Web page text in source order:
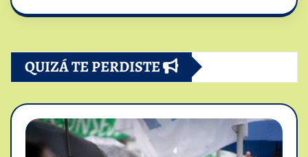
QUIZÁ TE PERDISTE